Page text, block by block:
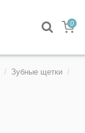
0
Зубные щетки